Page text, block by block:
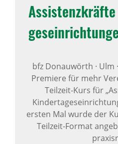
bfz Donauwörth · Ulm
Premiere für mehr
Teilzeit-Kurs für
ersten Mal wurde der
Teilzeit-Format